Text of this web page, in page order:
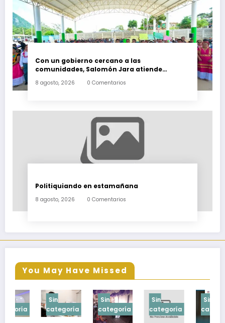
Con un gobierno cercano a las
comunidades, Salomón Jara atiende
Tenango
8 agosto, 2026 0 Comentarios
Politiquiando en estamañana
8 agosto, 2026 0 Comentarios
You May Have Missed
Sin
categoría
Sin
categoría
Sin
categoría
categoría